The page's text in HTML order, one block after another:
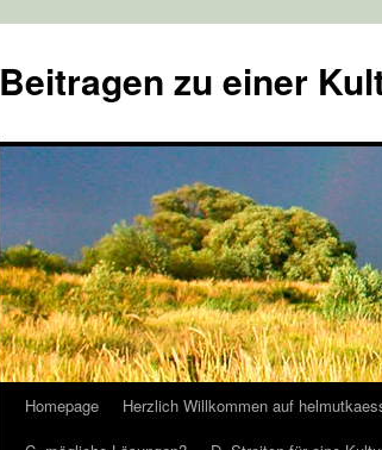
springen
Beitragen zu einer
Homepage Herzlich Willkommen auf